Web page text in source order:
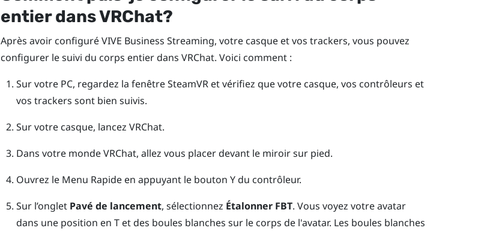
entier dansVRChat?
Après avoir configuréVIVE Business Streaming, votre casque et vos trackers, vous pouvez
configurer le suivi du corps entier dans VRChat. Voici comment :
Sur votre PC, regardez la fenêtreSteamVRet vérifiez que votre casque, vos contrôleurs et
vos trackers sont bien suivis.
Sur votre casque, lancez VRChat.
Dans votre mondeVRChat, allez vous placer devant le miroir sur pied.
Ouvrez le Menu Rapide en appuyant le bouton Ydu contrôleur.
Sur l’onglet Pavé de lancement, sélectionnez Étalonner FBT. Vous voyez votre avatar
dans une position en T et des boules blanches sur le corps de l'avatar. Les boules blanches